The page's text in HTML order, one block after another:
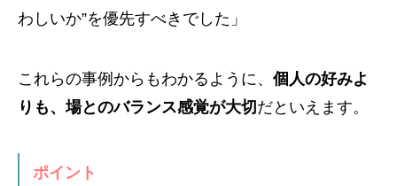
わしいか”を優先すべきでした」
これらの事例からもわかるように、 個人の好みよ
りも、場とのバランス感覚が大切だといえます。
ポイント